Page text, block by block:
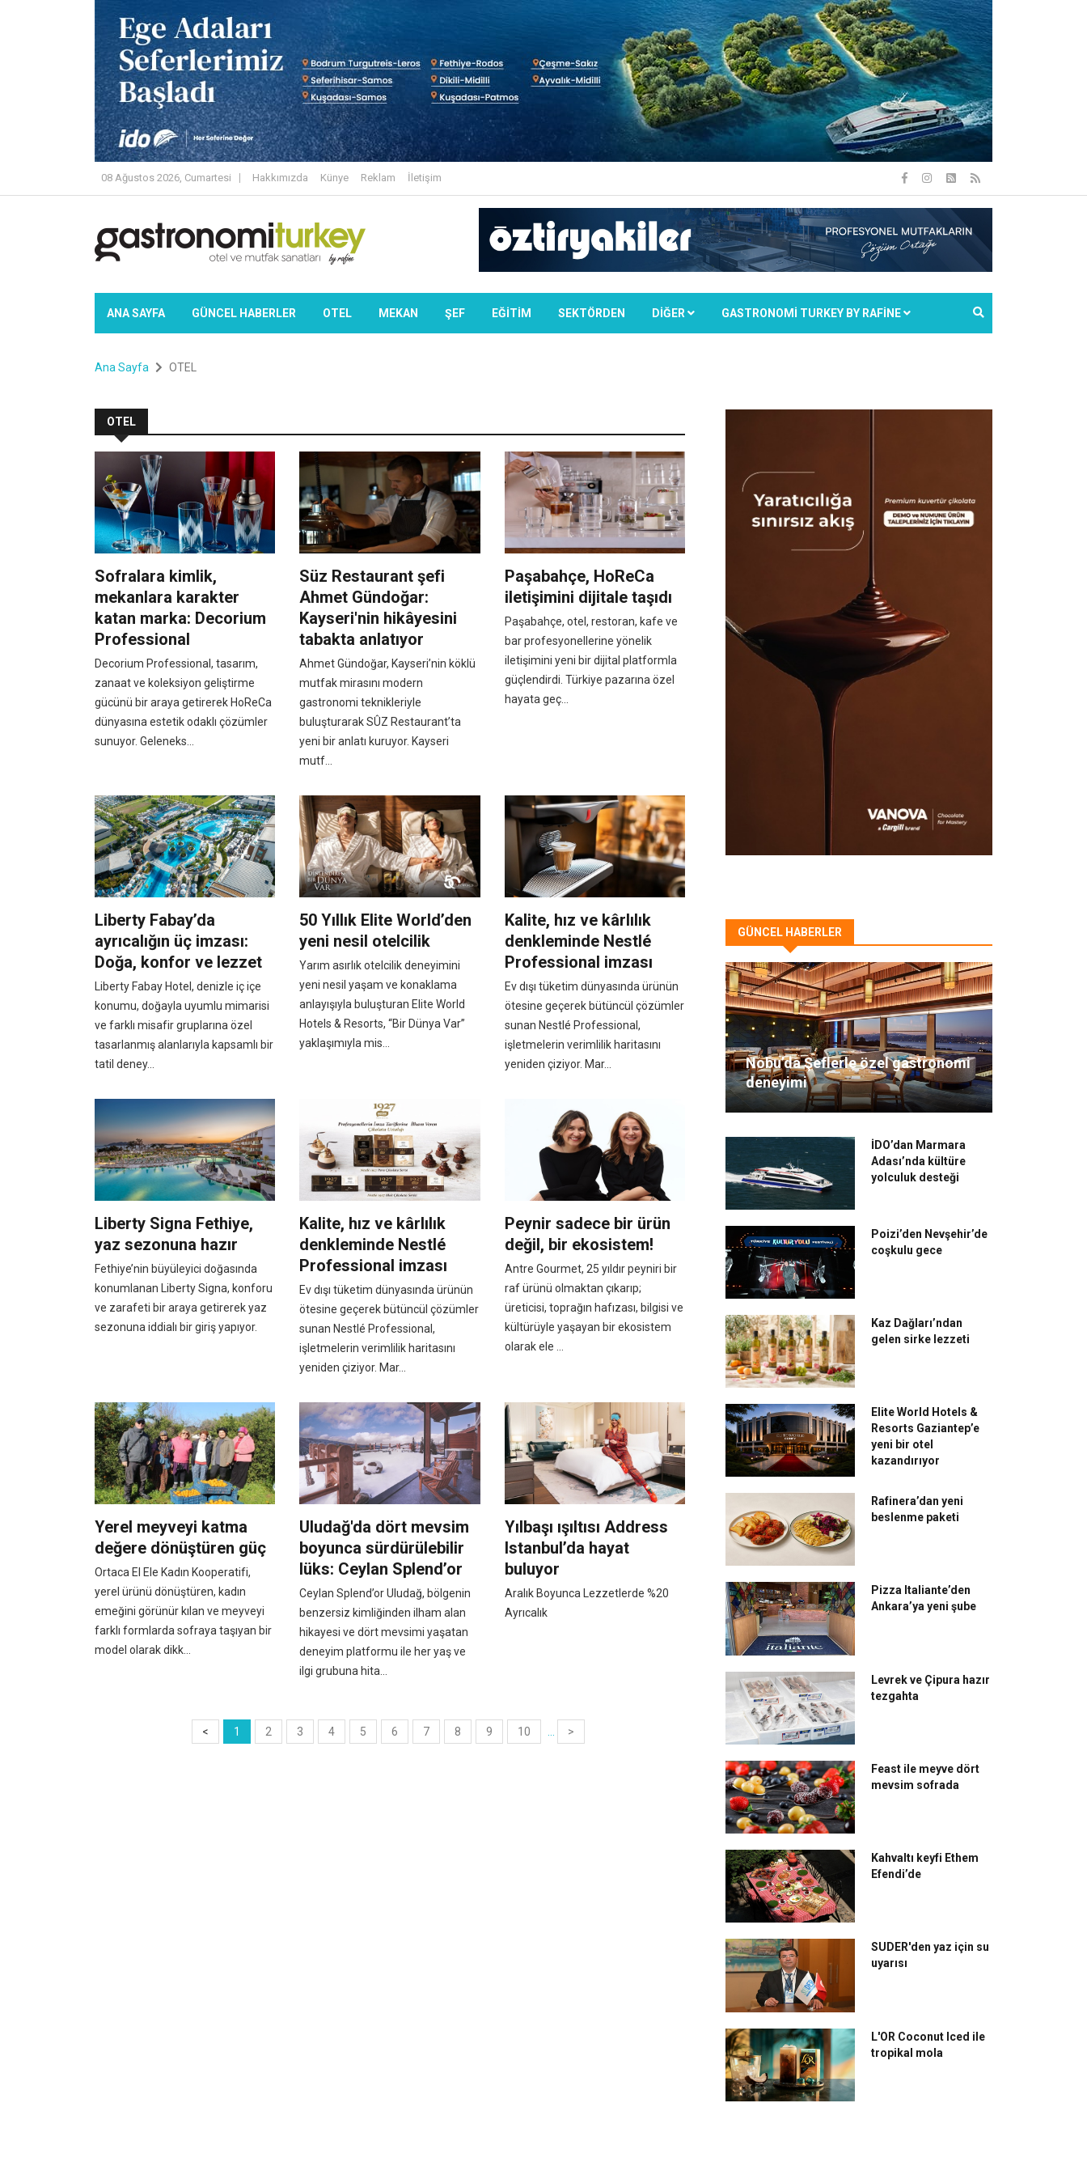
08 Ağustos 2026, Cumartesi Hakkımızda Künye Reklam İletişim
ANA SAYFA GÜNCEL HABERLER OTEL MEKAN ŞEF EĞİTİM SEKTÖRDEN DIĞER GASTRONOMİ TURKEY BY RAFİNE
Ana Sayfa OTEL
OTEL
Sofralara kimlik,
mekanlara karakter
katan marka: Decorium
Professional
Decorium Professional, tasarım,
zanaat ve koleksiyon geliştirme
gücünü bir araya getirerek HoReCa
dünyasına estetik odaklı çözümler
sunuyor. Geleneks...
Süz Restaurant şefi
Ahmet Gündoğar:
Kayseri'nin hikâyesini
tabakta anlatıyor
Ahmet Gündoğar, Kayseri’nin köklü
mutfak mirasını modern
gastronomi teknikleriyle
buluşturarak SÛZ Restaurant’ta
yeni bir anlatı kuruyor. Kayseri
mutf...
Paşabahçe, HoReCa
iletişimini dijitale taşıdı
Paşabahçe, otel, restoran, kafe ve
bar profesyonellerine yönelik
iletişimini yeni bir dijital platformla
güçlendirdi. Türkiye pazarına özel
hayata geç...
Liberty Fabay’da
ayrıcalığın üç imzası:
Doğa, konfor ve lezzet
Liberty Fabay Hotel, denizle iç içe
konumu, doğayla uyumlu mimarisi
ve farklı misafir gruplarına özel
tasarlanmış alanlarıyla kapsamlı bir
tatil deney...
50 Yıllık Elite World’den
yeni nesil otelcilik
Yarım asırlık otelcilik deneyimini
yeni nesil yaşam ve konaklama
anlayışıyla buluşturan Elite World
Hotels & Resorts, “Bir Dünya Var”
yaklaşımıyla mis...
Kalite, hız ve kârlılık
denkleminde Nestlé
Professional imzası
Ev dışı tüketim dünyasında ürünün
ötesine geçerek bütüncül çözümler
sunan Nestlé Professional,
işletmelerin verimlilik haritasını
yeniden çiziyor. Mar...
Liberty Signa Fethiye,
yaz sezonuna hazır
Fethiye’nin büyüleyici doğasında
konumlanan Liberty Signa, konforu
ve zarafeti bir araya getirerek yaz
sezonuna iddialı bir giriş yapıyor.
Kalite, hız ve kârlılık
denkleminde Nestlé
Professional imzası
Ev dışı tüketim dünyasında ürünün
ötesine geçerek bütüncül çözümler
sunan Nestlé Professional,
işletmelerin verimlilik haritasını
yeniden çiziyor. Mar...
Peynir sadece bir ürün
değil, bir ekosistem!
Antre Gourmet, 25 yıldır peyniri bir
raf ürünü olmaktan çıkarıp;
üreticisi, toprağın hafızası, bilgisi ve
kültürüyle yaşayan bir ekosistem
olarak ele ...
Yerel meyveyi katma
değere dönüştüren güç
Ortaca El Ele Kadın Kooperatifi,
yerel ürünü dönüştüren, kadın
emeğini görünür kılan ve meyveyi
farklı formlarda sofraya taşıyan bir
model olarak dikk...
Uludağ'da dört mevsim
boyunca sürdürülebilir
lüks: Ceylan Splend’or
Ceylan Splend’or Uludağ, bölgenin
benzersiz kimliğinden ilham alan
hikayesi ve dört mevsimi yaşatan
deneyim platformu ile her yaş ve
ilgi grubuna hita...
Yılbaşı ışıltısı Address
Istanbul’da hayat
buluyor
Aralık Boyunca Lezzetlerde %20
Ayrıcalık
< 1 2 3 4 5 6 7 8 9 10 >
GÜNCEL HABERLER
Nobu’da Şeflerle özel gastronomi
deneyimi
İDO’dan Marmara
Adası’nda kültüre
yolculuk desteği
Poizi’den Nevşehir’de
coşkulu gece
Kaz Dağları’ndan
gelen sirke lezzeti
Elite World Hotels &
Resorts Gaziantep’e
yeni bir otel
kazandırıyor
Rafinera’dan yeni
beslenme paketi
Pizza Italiante’den
Ankara’ya yeni şube
Levrek ve Çipura hazır
tezgahta
Feast ile meyve dört
mevsim sofrada
Kahvaltı keyfi Ethem
Efendi’de
SUDER'den yaz için su
uyarısı
L'OR Coconut Iced ile
tropikal mola